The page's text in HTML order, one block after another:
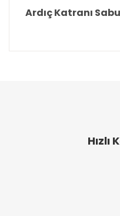
Ardıç Katranı
Bu ürünün fiyat bilgisi,
Ürün bilgilerinde